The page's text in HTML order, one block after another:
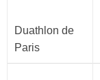
Duathlon de
Paris